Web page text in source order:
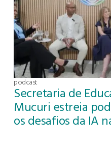
podcast
Secretaria de
Mucuri estreia
os desafios da IA